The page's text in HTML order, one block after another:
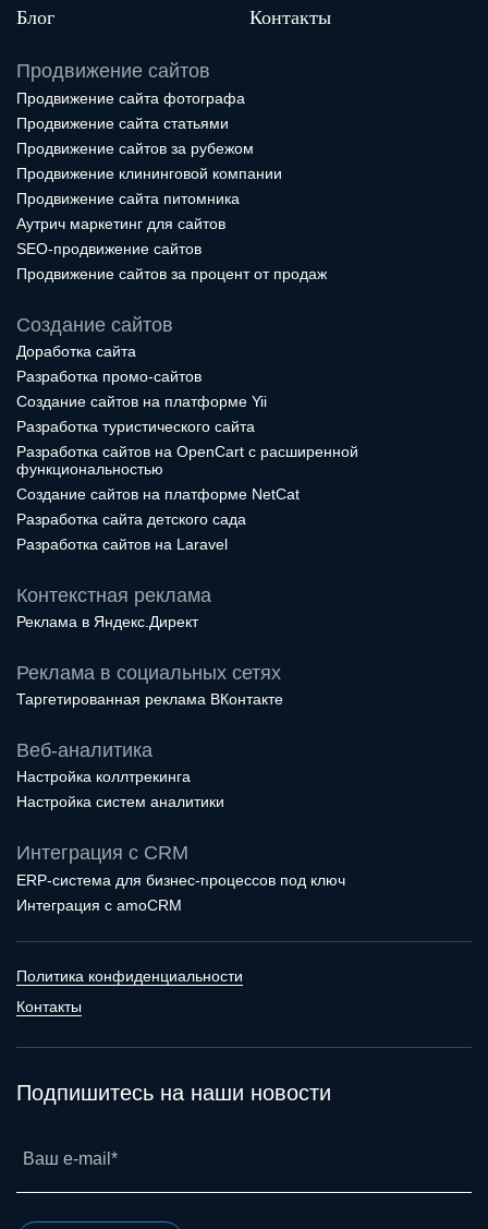
Блог
Контакты
Продвижение сайтов
Продвижение сайта фотографа
Продвижение сайта статьями
Продвижение сайтов за рубежом
Продвижение клининговой компании
Продвижение сайта питомника
Аутрич маркетинг для сайтов
SEO-продвижение сайтов
Продвижение сайтов за процент от продаж
Создание сайтов
Доработка сайта
Разработка промо-сайтов
Создание сайтов на платформе Yii
Разработка туристического сайта
Разработка сайтов на OpenCart с расширенной
функциональностью
Создание сайтов на платформе NetCat
Разработка сайта детского сада
Разработка сайтов на Laravel
Контекстная реклама
Реклама в Яндекс.Директ
Реклама в социальных сетях
Таргетированная реклама ВКонтакте
Веб-аналитика
Настройка коллтрекинга
Настройка систем аналитики
Интеграция с CRM
ERP-система для бизнес-процессов под ключ
Интеграция с amoCRM
Политика конфиденциальности
Контакты
Подпишитесь на наши новости
Ваш e-mail*